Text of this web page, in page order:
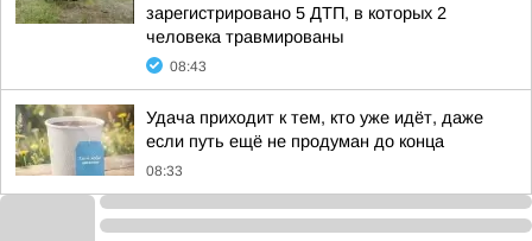
зарегистрировано 5 ДТП, в которых 2
человека травмированы
08:43
Удача приходит к тем, кто уже идёт, даже
если путь ещё не продуман до конца
08:33